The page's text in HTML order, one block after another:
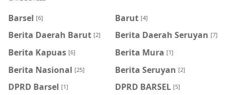
Barsel [6] Barut [4]
Berita Daerah Barut [2] Berita Daerah Seruyan [7]
Berita Kapuas [6] Berita Mura [1]
Berita Nasional [25] Berita Seruyan [2]
DPRD Barsel [1] DPRD BARSEL [5]